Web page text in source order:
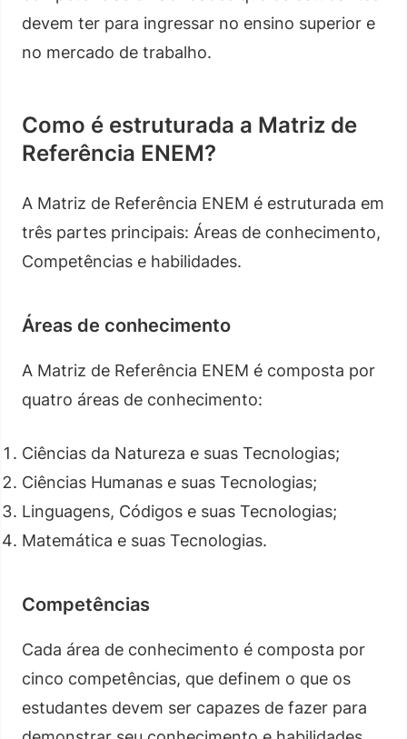
devem ter para ingressar no ensino superior e
no mercado de trabalho.
Como é estruturada a Matriz de
Referência ENEM?
A Matriz de Referência ENEM é estruturada em
três partes principais: Áreas de conhecimento,
Competências e habilidades.
Áreas de conhecimento
A Matriz de Referência ENEM é composta por
quatro áreas de conhecimento:
Ciências da Natureza e suas Tecnologias;
Ciências Humanas e suas Tecnologias;
Linguagens, Códigos e suas Tecnologias;
Matemática e suas Tecnologias.
Competências
Cada área de conhecimento é composta por
cinco competências, que definem o que os
estudantes devem ser capazes de fazer para